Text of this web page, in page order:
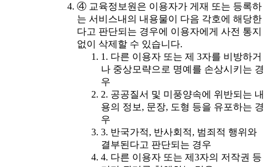
④ 교육정보원은 이용자가 게재 또는 등록하
는 서비스내의 내용물이 다음 각호에 해당한
다고 판단되는 경우에 이용자에게 사전 통지
없이 삭제할 수 있습니다.
1. 다른 이용자 또는 제 3자를 비방하거
나 중상모략으로 명예를 손상시키는 경
우
2. 공공질서 및 미풍양속에 위반되는 내
용의 정보, 문장, 도형 등을 유포하는 경
우
3. 반국가적, 반사회적, 범죄적 행위와
결부된다고 판단되는 경우
4. 다른 이용자 또는 제3자의 저작권 등